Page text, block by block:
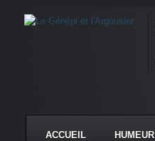
ACCUEIL HUMEUR